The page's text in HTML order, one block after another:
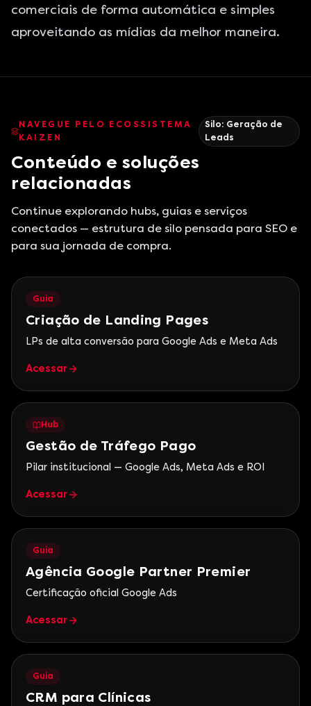
comerciais de forma automática e simples
aproveitando as mídias da melhor maneira.
NAVEGUE PELO ECOSSISTEMA
KAIZEN
Silo: Geração de
Leads
Conteúdo e soluções
relacionadas
Continue explorando hubs, guias e serviços
conectados — estrutura de silo pensada para SEO e
para sua jornada de compra.
Guia
Criação de Landing Pages
LPs de alta conversão para Google Ads e Meta Ads
Acessar
Hub
Gestão de Tráfego Pago
Pilar institucional — Google Ads, Meta Ads e ROI
Acessar
Guia
Agência Google Partner Premier
Certificação oficial Google Ads
Acessar
Guia
CRM para Clínicas